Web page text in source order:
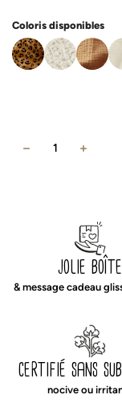
Coloris disponibles
léopard
jolie boîte
& message cadeau
certifié sans
nocive ou